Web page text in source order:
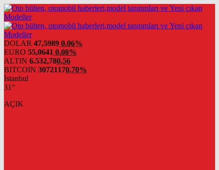
DOLAR 47,5989 0.06%
EURO 55,0641 0.08%
ALTIN 6.532,780,56
BITCOIN 30721170,70%
İstanbul
31°
AÇIK